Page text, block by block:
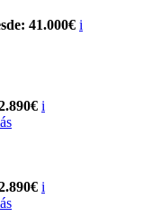
41.000€ i
i
i